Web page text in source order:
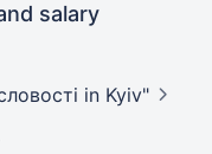
salary
in Kyiv"